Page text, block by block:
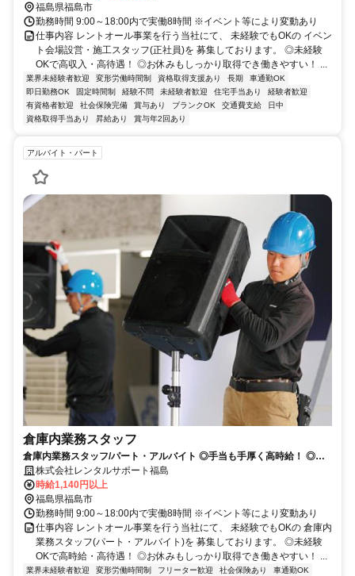
福島県福島市
勤務時間 9:00～18:00内で実働8時間 ※イベント等により変動あり
仕事内容 レントオール事業を行う当社にて、 未経験でもOKの イベン
ト会場設営・施工スタッフ(正社員)を 募集しております。 ◎未経験
OKで高収入・高待遇！ ◎お休みもしっかり取得でき働きやすい！ ...
業界未経験者歓迎 変形労働時間制 資格取得支援あり 長期
車通勤OK
即日勤務OK
固定時間制 経験不問 未経験者歓迎 住宅手当あり
経験者歓迎
有資格者歓迎
社会保険完備 賞与あり ブランクOK 交通費支給
日中
資格取得手当あり
昇給あり 賞与年2回あり
アルバイト・パート
倉庫内業務スタッフ
倉庫内業務スタッフ/パート・アルバイト ◎手当も手厚く高時給！ ◎未
経験でもOK！研修制度も充実！
株式会社レンタルサポート福島
時給1,140円以上
福島県福島市
勤務時間 9:00～18:00内で実働8時間 ※イベント等により変動あり
仕事内容 レントオール事業を行う当社にて、 未経験でもOKの 倉庫内
業務スタッフ(パート・アルバイト)を 募集しております。 ◎未経験
OKで高時給・高待遇！ ◎お休みもしっかり取得でき働きやすい！ ...
業界未経験者歓迎 変形労働時間制 フリーター歓迎 社会保険あり
車通勤OK